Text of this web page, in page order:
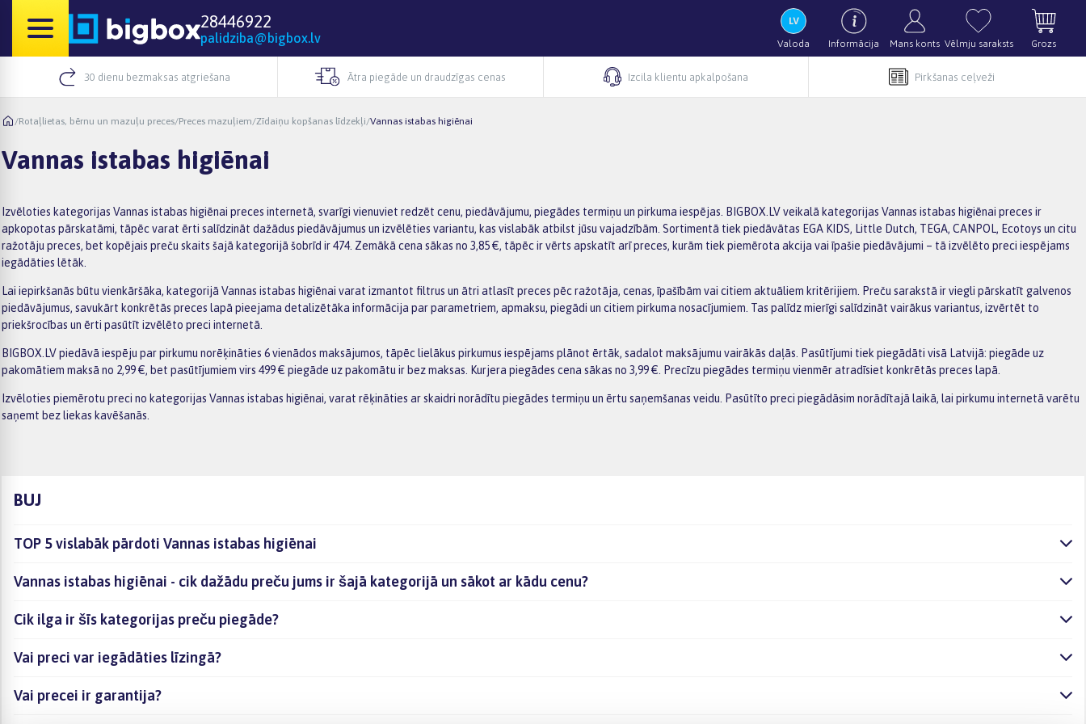
28446922
palidziba@bigbox.lv Valoda Informācija Mans konts Vēlmju saraksts Grozs
30 dienu bezmaksas atgriešana Ātra piegāde un draudzīgas cenas Izcila klientu apkalpošana Pirkšanas ceļveži
/Rotaļlietas, bērnu un mazuļu preces/Preces mazuļiem/Zīdaiņu kopšanas līdzekļi/Vannas istabas higiēnai
Vannas istabas higiēnai
Izvēloties kategorijas Vannas istabas higiēnai preces internetā, svarīgi vienuviet redzēt cenu, piedāvājumu, piegādes termiņu un pirkuma iespējas. BIGBOX.LV veikalā kategorijas Vannas istabas higiēnai preces ir
apkopotas pārskatāmi, tāpēc varat ērti salīdzināt dažādus piedāvājumus un izvēlēties variantu, kas vislabāk atbilst jūsu vajadzībām. Sortimentā tiek piedāvātas EGA KIDS, Little Dutch, TEGA, CANPOL, Ecotoys un citu
ražotāju preces, bet kopējais preču skaits šajā kategorijā šobrīd ir 474. Zemākā cena sākas no 3,85 €, tāpēc ir vērts apskatīt arī preces, kurām tiek piemērota akcija vai īpašie piedāvājumi – tā izvēlēto preci iespējams
iegādāties lētāk.
Lai iepirkšanās būtu vienkāršāka, kategorijā Vannas istabas higiēnai varat izmantot filtrus un ātri atlasīt preces pēc ražotāja, cenas, īpašībām vai citiem aktuāliem kritērijiem. Preču sarakstā ir viegli pārskatīt galvenos
piedāvājumus, savukārt konkrētās preces lapā pieejama detalizētāka informācija par parametriem, apmaksu, piegādi un citiem pirkuma nosacījumiem. Tas palīdz mierīgi salīdzināt vairākus variantus, izvērtēt to
priekšrocības un ērti pasūtīt izvēlēto preci internetā.
BIGBOX.LV piedāvā iespēju par pirkumu norēķināties 6 vienādos maksājumos, tāpēc lielākus pirkumus iespējams plānot ērtāk, sadalot maksājumu vairākās daļās. Pasūtījumi tiek piegādāti visā Latvijā: piegāde uz
pakomātiem maksā no 2,99 €, bet pasūtījumiem virs 499 € piegāde uz pakomātu ir bez maksas. Kurjera piegādes cena sākas no 3,99 €. Precīzu piegādes termiņu vienmēr atradīsiet konkrētās preces lapā.
Izvēloties piemērotu preci no kategorijas Vannas istabas higiēnai, varat rēķināties ar skaidri norādītu piegādes termiņu un ērtu saņemšanas veidu. Pasūtīto preci piegādāsim norādītajā laikā, lai pirkumu internetā varētu
saņemt bez liekas kavēšanās.
BUJ
TOP 5 vislabāk pārdoti Vannas istabas higiēnai
Vannas istabas higiēnai - cik dažādu preču jums ir šajā kategorijā un sākot ar kādu cenu?
Cik ilga ir šīs kategorijas preču piegāde?
Vai preci var iegādāties līzingā?
Vai precei ir garantija?